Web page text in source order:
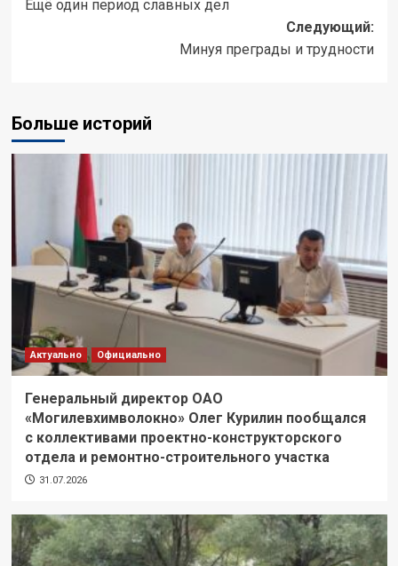
Ещё один период славных дел
Следующий:
Минуя преграды и трудности
Больше историй
Актуально Официально
Генеральный директор ОАО
«Могилевхимволокно» Олег Курилин пообщался
с коллективами проектно-конструкторского
отдела и ремонтно-строительного участка
31.07.2026